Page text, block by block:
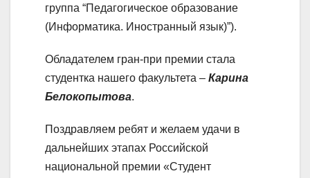
группа “Педагогическое образование
(Информатика. Иностранный язык)”).
Обладателем гран-при премии стала
студентка нашего факультета – Карина
Белокопытова.
Поздравляем ребят и желаем удачи в
дальнейших этапах Российской
национальной премии «Студент